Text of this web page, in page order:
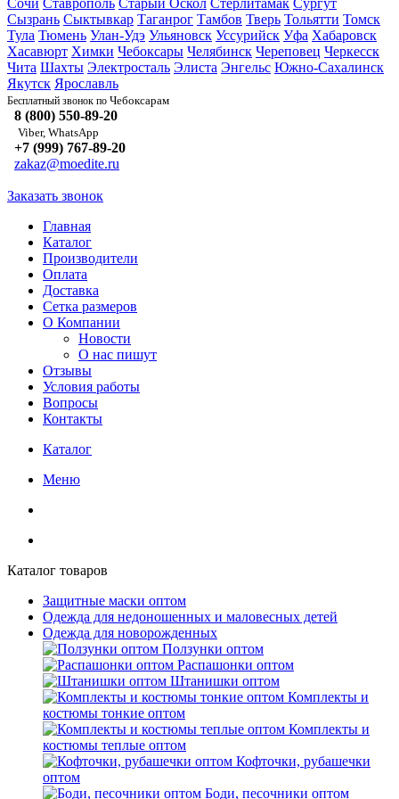
Сочи Ставрополь Старый Оскол Стерлитамак Сургут
Сызрань Сыктывкар Таганрог Тамбов Тверь Тольятти Томск
Тула Тюмень Улан-Удэ Ульяновск Уссурийск Уфа Хабаровск
Хасавюрт Химки Чебоксары Челябинск Череповец Черкесск
Чита Шахты Электросталь Элиста Энгельс Южно-Сахалинск
Якутск Ярославль
Бесплатный звонок по Чебоксарам
8 (800) 550-89-20
Viber, WhatsApp
+7 (999) 767-89-20
zakaz@moedite.ru
Заказать звонок
Главная
Каталог
Производители
Оплата
Доставка
Сетка размеров
О Компании
Новости
О нас пишут
Отзывы
Условия работы
Вопросы
Контакты
Каталог
Меню
Каталог товаров
Защитные маски оптом
Одежда для недоношенных и маловесных детей
Одежда для новорожденных
Ползунки оптом
Распашонки оптом
Штанишки оптом
Комплекты и
костюмы тонкие оптом
Комплекты и
костюмы теплые оптом
Кофточки, рубашечки
оптом
Боди, песочники оптом